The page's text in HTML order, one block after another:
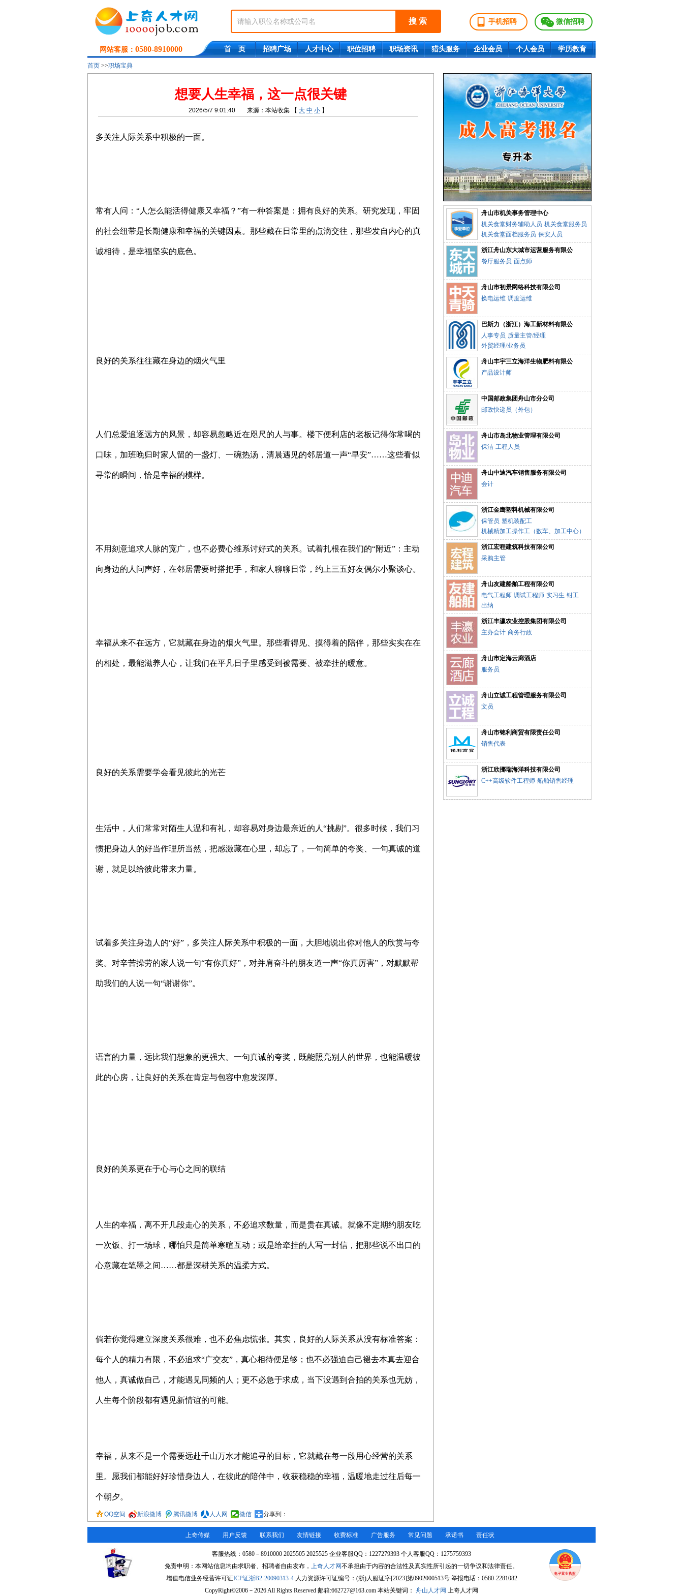
手机招聘 微信招聘
网站客服： 0580-8910000 首 页 招聘广场 人才中心 职位招聘 职场资讯 猎头服务 企业会员 个人会员 学历教育
首页 >>职场宝典
想要人生幸福，这一点很关键
2026/5/7 9:01:40 来源：本站收集 【 大 中 小 】
多关注人际关系中积极的一面。
常有人问：“人怎么能活得健康又幸福？”有一种答案是：拥有良好的关系。研究发现，牢固
的社会纽带是长期健康和幸福的关键因素。那些藏在日常里的点滴交往，那些发自内心的真
诚相待，是幸福坚实的底色。
良好的关系往往藏在身边的烟火气里
人们总爱追逐远方的风景，却容易忽略近在咫尺的人与事。楼下便利店的老板记得你常喝的
口味，加班晚归时家人留的一盏灯、一碗热汤，清晨遇见的邻居道一声“早安”……这些看似
寻常的瞬间，恰是幸福的模样。
不用刻意追求人脉的宽广，也不必费心维系讨好式的关系。试着扎根在我们的“附近”：主动
向身边的人问声好，在邻居需要时搭把手，和家人聊聊日常，约上三五好友偶尔小聚谈心。
幸福从来不在远方，它就藏在身边的烟火气里。那些看得见、摸得着的陪伴，那些实实在在
的相处，最能滋养人心，让我们在平凡日子里感受到被需要、被牵挂的暖意。
良好的关系需要学会看见彼此的光芒
生活中，人们常常对陌生人温和有礼，却容易对身边最亲近的人“挑剔”。很多时候，我们习
惯把身边人的好当作理所当然，把感激藏在心里，却忘了，一句简单的夸奖、一句真诚的道
谢，就足以给彼此带来力量。
试着多关注身边人的“好”，多关注人际关系中积极的一面，大胆地说出你对他人的欣赏与夸
奖。对辛苦操劳的家人说一句“有你真好”，对并肩奋斗的朋友道一声“你真厉害”，对默默帮
助我们的人说一句“谢谢你”。
语言的力量，远比我们想象的更强大。一句真诚的夸奖，既能照亮别人的世界，也能温暖彼
此的心房，让良好的关系在肯定与包容中愈发深厚。
良好的关系更在于心与心之间的联结
人生的幸福，离不开几段走心的关系，不必追求数量，而是贵在真诚。就像不定期约朋友吃
一次饭、打一场球，哪怕只是简单寒暄互动；或是给牵挂的人写一封信，把那些说不出口的
心意藏在笔墨之间……都是深耕关系的温柔方式。
倘若你觉得建立深度关系很难，也不必焦虑慌张。其实，良好的人际关系从没有标准答案：
每个人的精力有限，不必追求“广交友”，真心相待便足够；也不必强迫自己褪去本真去迎合
他人，真诚做自己，才能遇见同频的人；更不必急于求成，当下没遇到合拍的关系也无妨，
人生每个阶段都有遇见新情谊的可能。
幸福，从来不是一个需要远赴千山万水才能追寻的目标，它就藏在每一段用心经营的关系
里。愿我们都能好好珍惜身边人，在彼此的陪伴中，收获稳稳的幸福，温暖地走过往后每一
个朝夕。
QQ空间 新浪微博 腾讯微博 人人网 微信 分享到：
1 2 3 4
舟山市机关事务管理中心
机关食堂财务辅助人员 机关食堂服务员
机关食堂面档服务员 保安人员
浙江舟山东大城市运营服务有限公
餐厅服务员 面点师
舟山市初景网络科技有限公司
换电运维 调度运维
巴斯力（浙江）海工新材料有限公
人事专员 质量主管/经理
外贸经理/业务员
舟山丰宇三立海洋生物肥料有限公
产品设计师
中国邮政集团舟山市分公司
邮政快递员（外包）
舟山市岛北物业管理有限公司
保洁 工程人员
舟山中迪汽车销售服务有限公司
会计
浙江金鹰塑料机械有限公司
保管员 塑机装配工
机械精加工操作工（数车、加工中心）
机械产品设计
浙江宏程建筑科技有限公司
采购主管
舟山友建船舶工程有限公司
电气工程师 调试工程师 实习生 钳工
出纳
浙江丰瀛农业控股集团有限公司
主办会计 商务行政
舟山市定海云廊酒店
服务员
舟山立诚工程管理服务有限公司
文员
舟山市铭利商贸有限责任公司
销售代表
浙江欣挪瑞海洋科技有限公司
C++高级软件工程师 船舶销售经理
上奇传媒 用户反馈 联系我们 友情链接 收费标准 广告服务 常见问题 承诺书 责任状
客服热线：0580－8910000 2025505 2025525 企业客服QQ：1227279393 个人客服QQ：1275759393
免责申明：本网站信息均由求职者、招聘者自由发布， 上奇人才网不承担由于内容的合法性及真实性所引起的一切争议和法律责任。
增值电信业务经营许可证ICP证浙B2-20090313-4人力资源许可证编号：(浙)人服证字[2023]第0902000513号 举报电话：0580-2281082
CopyRight©2006－2026 All Rights Reserved 邮箱:662727@163.com 本站关键词： 舟山人才网 上奇人才网